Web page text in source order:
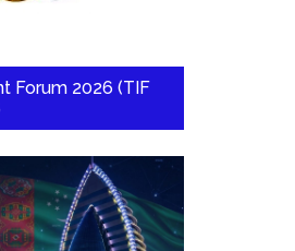
Forum 2026 (TIF